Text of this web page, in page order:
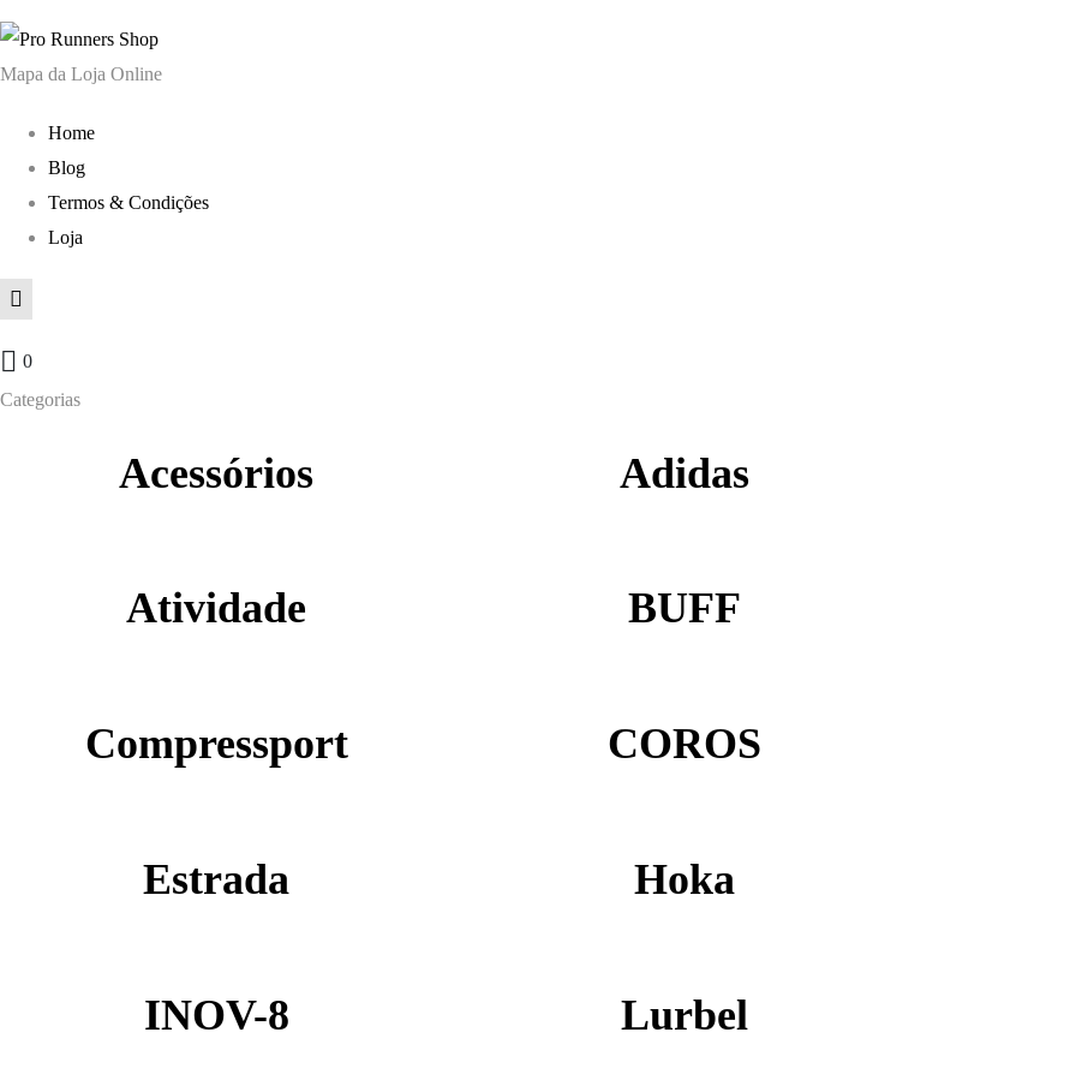
Mapa da Loja Online
Home
Blog
Termos & Condições
Loja
0
Categorias
Acessórios Adidas
Atividade BUFF
Compressport COROS
Estrada Hoka
INOV-8 Lurbel